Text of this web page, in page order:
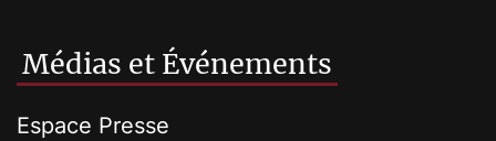
Médias et Événements
Espace Presse